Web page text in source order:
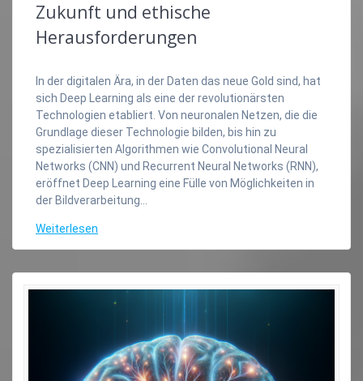
Zukunft und ethische
Herausforderungen
In der digitalen Ära, in der Daten das neue Gold sind, hat
sich Deep Learning als eine der revolutionärsten
Technologien etabliert. Von neuronalen Netzen, die die
Grundlage dieser Technologie bilden, bis hin zu
spezialisierten Algorithmen wie Convolutional Neural
Networks (CNN) und Recurrent Neural Networks (RNN),
eröffnet Deep Learning eine Fülle von Möglichkeiten in
der Bildverarbeitung…
Weiterlesen